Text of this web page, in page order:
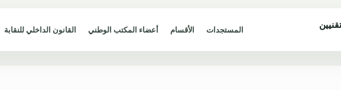
المستجدات الأقسام أعضاء المكتب الوطني القانون الداخلي للنقابة